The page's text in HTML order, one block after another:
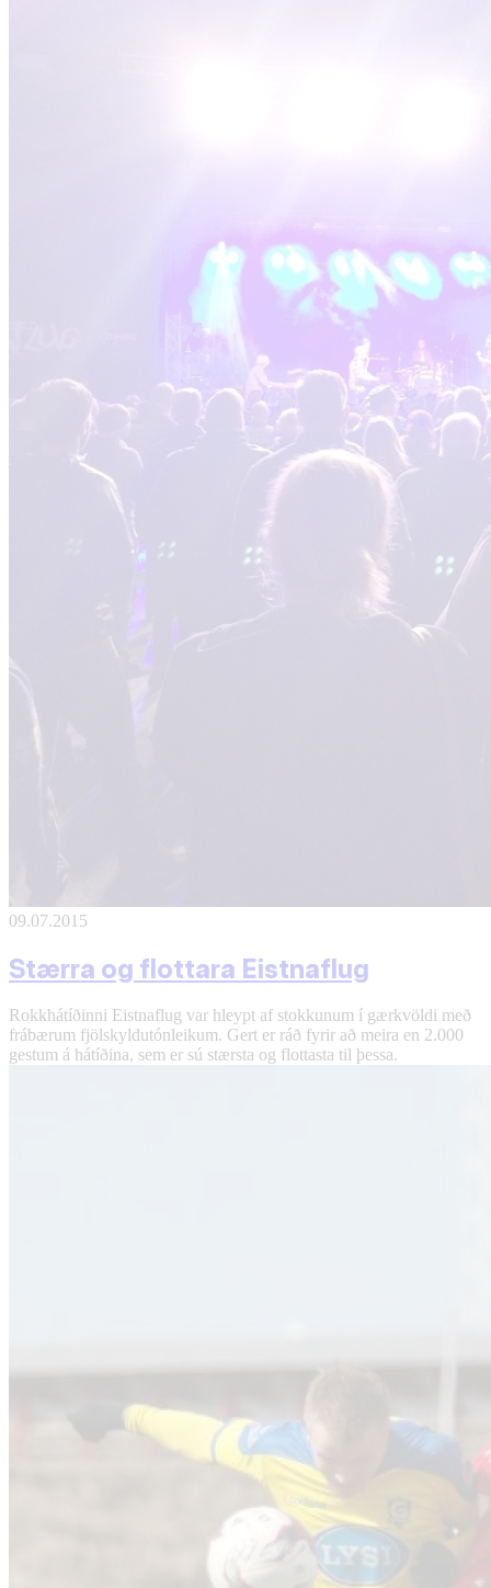
09.07.2015
Stærra og flottara Eistnaflug
Rokkhátíðinni Eistnaflug var hleypt af stokkunum í gærkvöldi með
frábærum fjölskyldutónleikum. Gert er ráð fyrir að meira en 2.000
gestum á hátíðina, sem er sú stærsta og flottasta til þessa.